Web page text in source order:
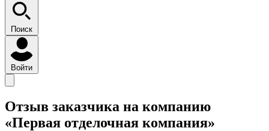
Поиск
Войти
Отзыв заказчика на компанию
«Первая отделочная компания»